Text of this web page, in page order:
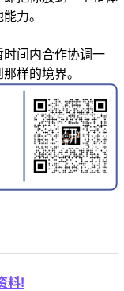
力。
间内合作协调一
样的境界。
料!